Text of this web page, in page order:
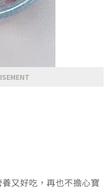
又好吃，再也不擔心寶